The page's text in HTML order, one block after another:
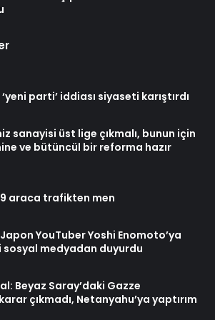
parti’ iddiası siyaseti karıştırdı
sanayisi üst lige çıkmalı, bunun için
ve bütüncül bir reforma hazır
araca trafikten men
Japon YouTuber Yoshi Enomoto’ya
sosyal medyadan duyurdu
Beyaz Saray’daki Gazze
çıkmadı, Netanyahu’ya yaptırım